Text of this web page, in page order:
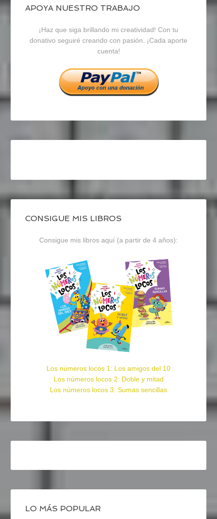
blogrecursosep
en
Facebook
recursosep
en
Twitter
recursosep
en
Instagram
APOYA NUESTRO TRABAJO
¡Haz que siga brillando mi creatividad! Con tu
donativo seguiré creando con pasión. ¡Cada aporte
cuenta!
CONSIGUE MIS LIBROS
Consigue mis libros aquí (a partir de 4 años):
Los números locos 1: Los amigos del 10
Los números locos 2: Doble y mitad
Los números locos 3: Sumas sencillas
LO MÁS POPULAR